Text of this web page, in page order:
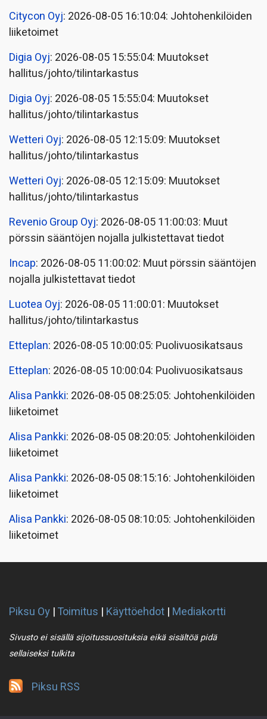
Citycon Oyj: 2026-08-05 16:10:04: Johtohenkilöiden
liiketoimet
Digia Oyj: 2026-08-05 15:55:04: Muutokset
hallitus/johto/tilintarkastus
Digia Oyj: 2026-08-05 15:55:04: Muutokset
hallitus/johto/tilintarkastus
Wetteri Oyj: 2026-08-05 12:15:09: Muutokset
hallitus/johto/tilintarkastus
Wetteri Oyj: 2026-08-05 12:15:09: Muutokset
hallitus/johto/tilintarkastus
Revenio Group Oyj: 2026-08-05 11:00:03: Muut
pörssin sääntöjen nojalla julkistettavat tiedot
Incap: 2026-08-05 11:00:02: Muut pörssin sääntöjen
nojalla julkistettavat tiedot
Luotea Oyj: 2026-08-05 11:00:01: Muutokset
hallitus/johto/tilintarkastus
Etteplan: 2026-08-05 10:00:05: Puolivuosikatsaus
Etteplan: 2026-08-05 10:00:04: Puolivuosikatsaus
Alisa Pankki: 2026-08-05 08:25:05: Johtohenkilöiden
liiketoimet
Alisa Pankki: 2026-08-05 08:20:05: Johtohenkilöiden
liiketoimet
Alisa Pankki: 2026-08-05 08:15:16: Johtohenkilöiden
liiketoimet
Alisa Pankki: 2026-08-05 08:10:05: Johtohenkilöiden
liiketoimet
Piksu Oy |Toimitus | Käyttöehdot | Mediakortti
Sivusto ei sisällä sijoitussuosituksia eikä sisältöä pidä
sellaiseksi tulkita
Piksu RSS